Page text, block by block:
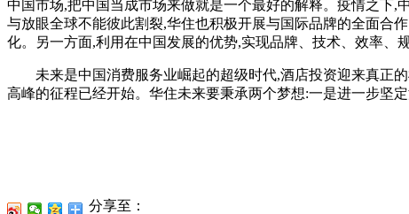
中国市场,把中国当成市场来做就是一个最好的解释。疫情之下
与放眼全球不能彼此割裂,华住也积极开展与国际品牌的全面合
化。另一方面,利用在中国发展的优势,实现品牌、技术、效率、
未来是中国消费服务业崛起的超级时代,酒店投资迎来真正的
高峰的征程已经开始。华住未来要秉承两个梦想:一是进一步坚
分享至：